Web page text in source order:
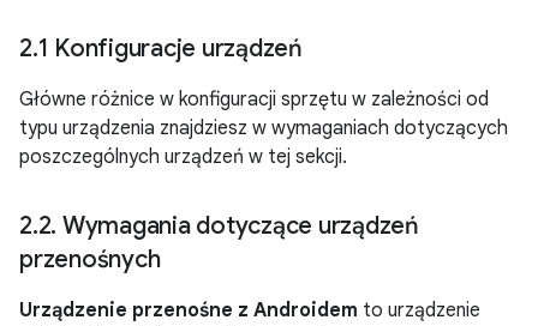
2.1 Konfiguracje urządzeń
Główne różnice w konfiguracji sprzętu w zależności od
typu urządzenia znajdziesz w wymaganiach dotyczących
poszczególnych urządzeń w tej sekcji.
2.2. Wymagania dotyczące urządzeń
przenośnych
Urządzenie przenośne z Androidem to urządzenie